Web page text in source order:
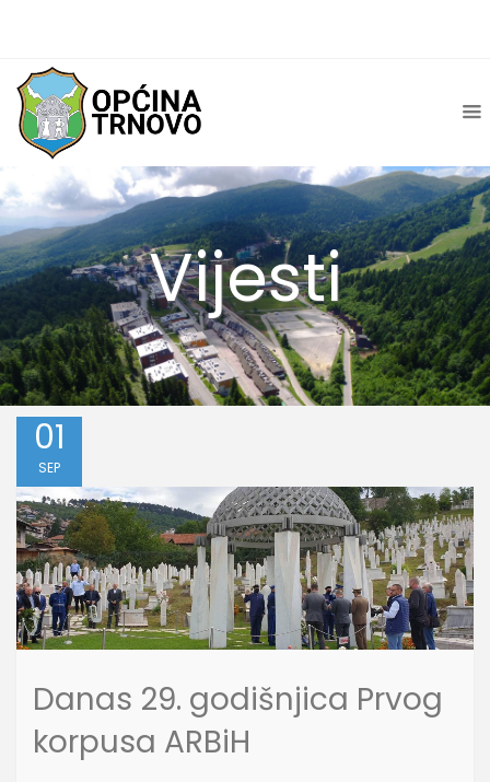
Vijesti
01
SEP
Danas 29. godišnjica Prvog
korpusa ARBiH